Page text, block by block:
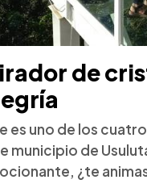
de
es uno de los
municipio de
¿te